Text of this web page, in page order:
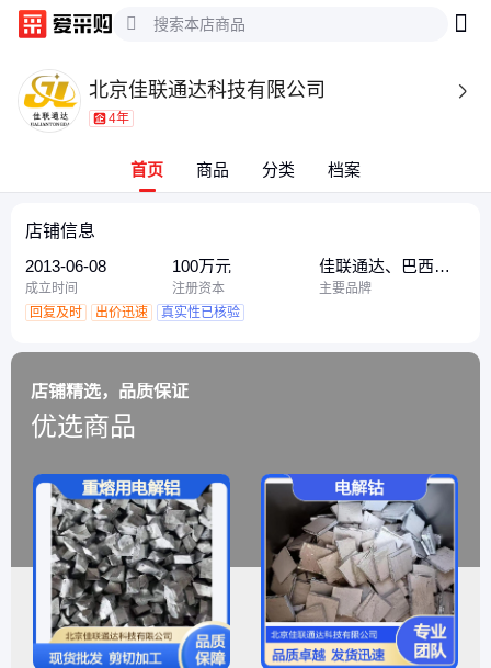
北京佳联通达科技有限公司 
4年
首页 商品 分类 档案
店铺信息
2013-06-08
成立时间
100万元
注册资本
佳联通达、巴西铌
铁、云南铜业
主要品牌
回复及时
出价迅速 真实性已核验
店铺精选，品质保证
优选商品